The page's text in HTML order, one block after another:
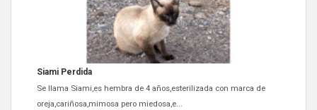
Siami Perdida
Se llama Siami,es hembra de 4 años,esterilizada con marca de
oreja,cariñosa,mimosa pero miedosa,e...